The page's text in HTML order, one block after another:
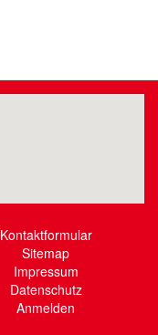
Kontaktformular
Sitemap
Impressum
Datenschutz
Anmelden